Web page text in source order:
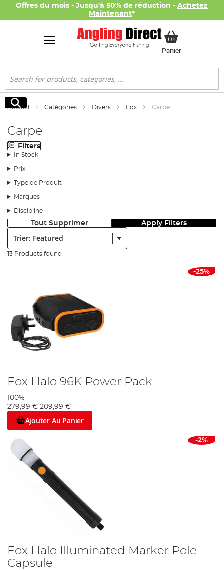
Offres du mois - Jusqu'à 50% de réduction - Achetez
Maintenant*
PanierMon panier
Rechercher
Rechercher
Accueil Catégories Divers Fox Carpe
Carpe
Filters
In Stock
Prix
Type de Produit
Marques
Discipline
Tout Supprimer Apply Filters
13 Products found
-25%
Fox Halo 96K Power Pack
100%
279,99 € 209,99 €
Ajouter Au Panier
-2%
Fox Halo Illuminated Marker Pole
Capsule